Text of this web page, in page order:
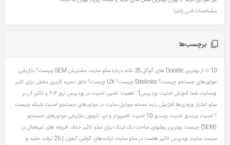
مشخصات فنی زانتیا
برچسب‌ها
10 تا از بهترین Doodle های گوگل 35 نکته درباره سئو سایت مشتریان
SEM چیست؟ بازاریابی
موتورهای جستجو چیست؟ Sitelinks چیست؟
UX چیست؟ خلق تجربه کاربری بخش برای کاربر
وبسایت شما آموزش امنیت وردپرس1: اهمیت تامین امنیت در وردپرس
ارور ۴۰۴ و تاثیر آن بر
سئو اعتبار ورودی‌ها افزایش رتبه نسخه موبایل سایت در موتورهای جستجو امنیت شبکه چیست
؟ امنیت ویندوز امنیت ویندوز 10 امنیت کامپیوتر و لپ تاپمونبازاریابی موتورهای جستجو
(SEM) چیست
بهترین روشهای ساخت بک لینک برای سئو تاثیر حذف افزونه های غیرفعال در
سرعت سایت وردپرس تاثیر هاست در سئو سایت
ترفندهای گوشی آیفون | 25 ترفند مفید و